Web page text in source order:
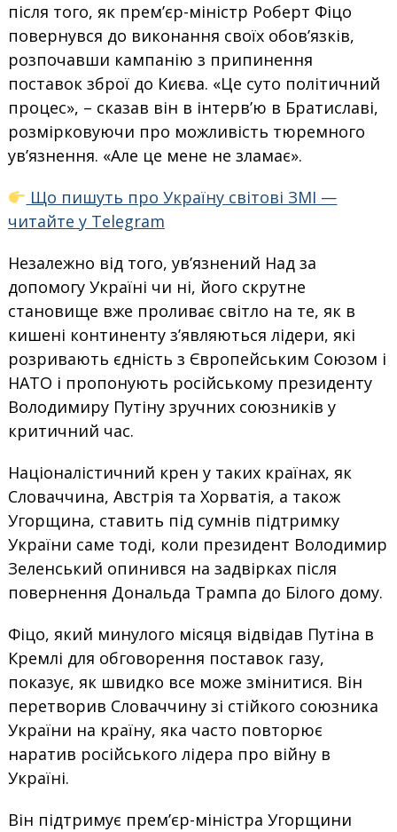
після того, як прем’єр-міністр Роберт Фіцо
повернувся до виконання своїх обов’язків,
розпочавши кампанію з припинення
поставок зброї до Києва. «Це суто політичний
процес», – сказав він в інтерв’ю в Братиславі,
розмірковуючи про можливість тюремного
ув’язнення. «Але це мене не зламає».
Що пишуть про Україну світові ЗМІ —
читайте у Telegram
Незалежно від того, ув’язнений Над за
допомогу Україні чи ні, його скрутне
становище вже проливає світло на те, як в
кишені континенту з’являються лідери, які
розривають єдність з Європейським Союзом і
НАТО і пропонують російському президенту
Володимиру Путіну зручних союзників у
критичний час.
Націоналістичний крен у таких країнах, як
Словаччина, Австрія та Хорватія, а також
Угорщина, ставить під сумнів підтримку
України саме тоді, коли президент Володимир
Зеленський опинився на задвірках після
повернення Дональда Трампа до Білого дому.
Фіцо, який минулого місяця відвідав Путіна в
Кремлі для обговорення поставок газу,
показує, як швидко все може змінитися. Він
перетворив Словаччину зі стійкого союзника
України на країну, яка часто повторює
наратив російського лідера про війну в
Україні.
Він підтримує прем’єр-міністра Угорщини